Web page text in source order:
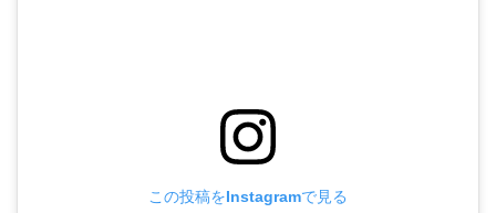
この投稿をInstagramで見る